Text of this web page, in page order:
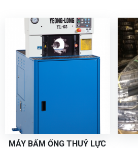
MÁY BẤM ỐNG THUỶ LỰC